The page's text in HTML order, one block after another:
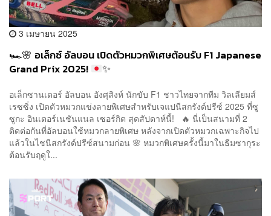
3 เมษายน 2025
🏎️🌸 อเล็กซ์ อัลบอน เปิดตัวหมวกพิเศษต้อนรับ F1 Japanese
Grand Prix 2025!
✨
อเล็กซานเดอร์ อัลบอน อังศุสิงห์ นักขับ F1 ชาวไทยจากทีม วิลเลียมส์
เรซซิ่ง เปิดตัวหมวกแข่งลายพิเศษสำหรับเจแปนีสกรังด์ปรีซ์ 2025 ที่ซู
ซูกะ อินเตอร์เนชันแนล เซอร์กิต สุดสัปดาห์นี้! 🔥 นี่เป็นสนามที่ 2
ติดต่อกันที่อัลบอนใช้หมวกลายพิเศษ หลังจากเปิดตัวหมวกเฉพาะกิจไป
แล้วในไชนีสกรังด์ปรีซ์สนามก่อน 🌸 หมวกพิเศษครั้งนี้มาในธีมซากุระ
ต้อนรับฤดูใ...